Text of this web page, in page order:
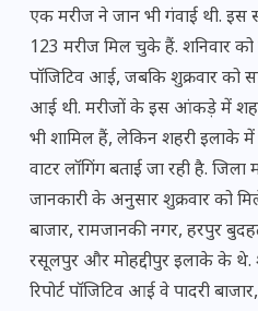
एक मरीज ने जान भी गंवाई थी.
123 मरीज मिल चुके हैं. शनिवार को
पॉजिटिव आई, जबकि शुक्रवार को
आई थी. मरीजों के इस आंकड़े में
भी शामिल हैं, लेकिन शहरी इलाके
वाटर लॉगिंग बताई जा रही है. जिला
जानकारी के अनुसार शुक्रवार को
बाजार, रामजानकी नगर, हरपुर
रसूलपुर और मोहद्दीपुर इलाके के थे.
रिपोर्ट पॉजिटिव आई वे पादरी